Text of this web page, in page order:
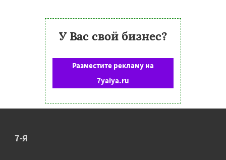
У Вас свой бизнес?
Разместите рекламу на
7yaiya.ru
7-Я